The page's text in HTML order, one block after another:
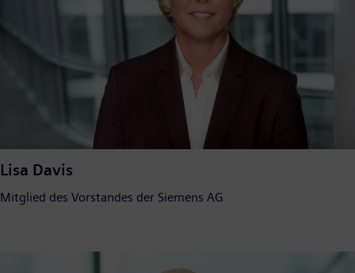
Lisa Davis
Mitglied des Vorstandes der Siemens AG